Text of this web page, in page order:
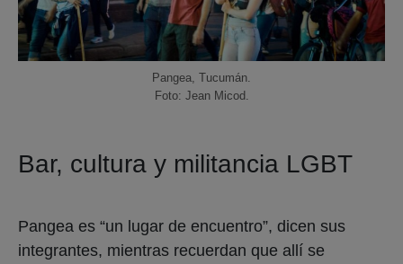
Pangea, Tucumán.
Foto: Jean Micod.
Bar, cultura y militancia LGBT
Pangea es “un lugar de encuentro”, dicen sus
integrantes, mientras recuerdan que allí se